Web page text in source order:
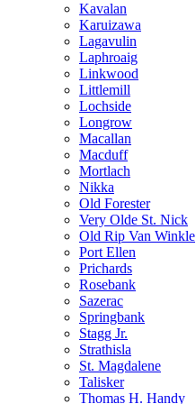
Kavalan
Karuizawa
Lagavulin
Laphroaig
Linkwood
Littlemill
Lochside
Longrow
Macallan
Macduff
Mortlach
Nikka
Old Forester
Very Olde St. Nick
Old Rip Van Winkle
Port Ellen
Prichards
Rosebank
Sazerac
Springbank
Stagg Jr.
Strathisla
St. Magdalene
Talisker
Thomas H. Handy